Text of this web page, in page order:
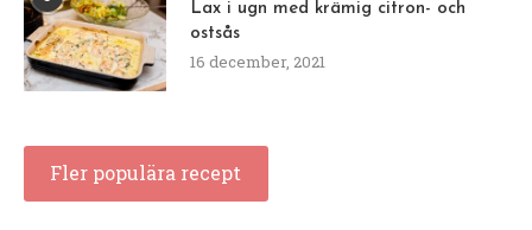
Lax i ugn med krämig citron- och
ostsås
16 december, 2021
Fler populära recept